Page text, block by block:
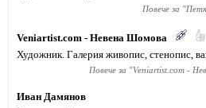
Повече за "
Veniartist.com - Невена Шомова
Художник. Галерия живопис, стенопис,
Повече за "Veniartist.com -
Иван Дамянов